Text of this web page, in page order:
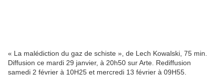
« La malédiction du gaz de schiste », de Lech Kowalski, 75 min.
Diffusion ce mardi 29 janvier, à 20h50 sur Arte. Rediffusion
samedi 2 février à 10H25 et mercredi 13 février à 09H55.